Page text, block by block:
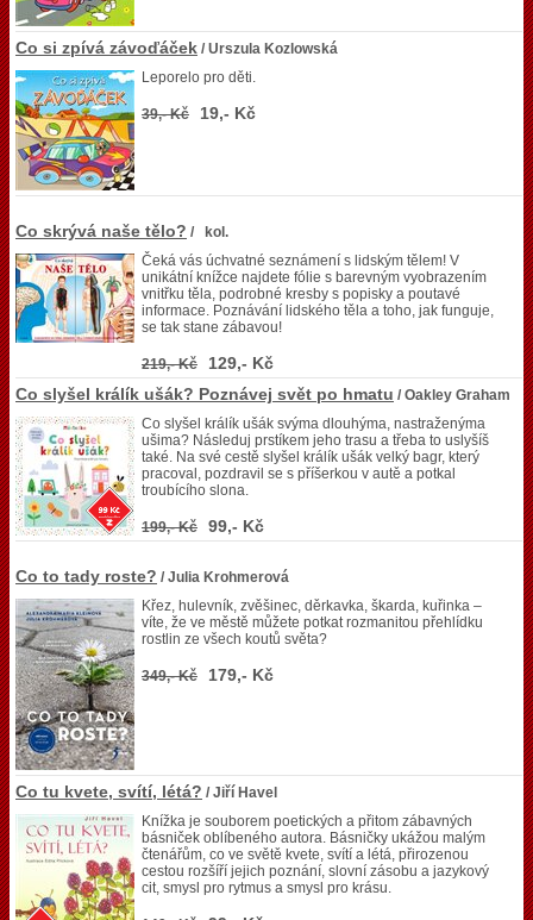
Co si zpívá závoďáček / Urszula Kozlowská
Leporelo pro děti.
39,- Kč 19,- Kč
Co skrývá naše tělo? / kol.
Čeká vás úchvatné seznámení s lidským tělem! V
unikátní knížce najdete fólie s barevným vyobrazením
vnitřku těla, podrobné kresby s popisky a poutavé
informace. Poznávání lidského těla a toho, jak funguje,
se tak stane zábavou!
219,- Kč
129,- Kč
Co slyšel králík ušák? Poznávej svět po hmatu / Oakley Graham
Co slyšel králík ušák svýma dlouhýma, nastraženýma
ušima? Následuj prstíkem jeho trasu a třeba to uslyšíš
také. Na své cestě slyšel králík ušák velký bagr, který
pracoval, pozdravil se s příšerkou v autě a potkal
troubícího slona.
199,- Kč 99,- Kč
Co to tady roste? / Julia Krohmerová
Křez, hulevník, zvěšinec, děrkavka, škarda, kuřinka –
víte, že ve městě můžete potkat rozmanitou přehlídku
rostlin ze všech koutů světa?
349,- Kč 179,- Kč
Co tu kvete, svítí, létá? / Jiří Havel
Knížka je souborem poetických a přitom zábavných
básniček oblíbeného autora. Básničky ukážou malým
čtenářům, co ve světě kvete, svítí a létá, přirozenou
cestou rozšíří jejich poznání, slovní zásobu a jazykový
cit, smysl pro rytmus a smysl pro krásu.